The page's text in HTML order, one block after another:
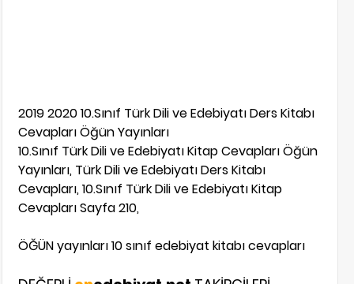
2019 2020 10.Sınıf Türk Dili ve Edebiyatı Ders Kitabı
Cevapları Öğün Yayınları
10.Sınıf Türk Dili ve Edebiyatı Kitap Cevapları Öğün
Yayınları, Türk Dili ve Edebiyatı Ders Kitabı
Cevapları, 10.Sınıf Türk Dili ve Edebiyatı Kitap
Cevapları Sayfa 210,
ÖĞÜN yayınları 10 sınıf edebiyat kitabı cevapları